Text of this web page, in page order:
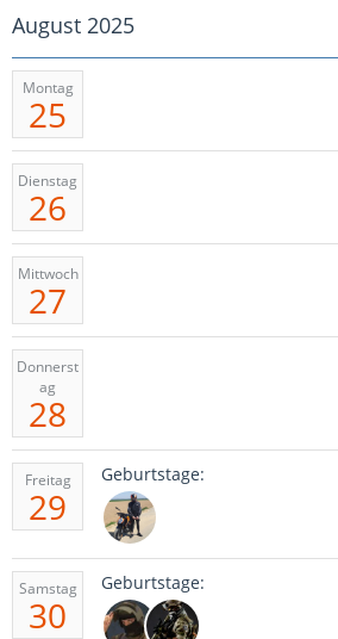
August 2025
Montag
25
Dienstag
26
Mittwoch
27
Donnerst
ag
28
Freitag
29
Geburtstage:
Samstag
30
Geburtstage: